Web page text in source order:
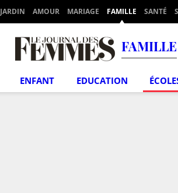
JARDIN AMOUR MARIAGE FAMILLE SANTÉ
FAMILLE
ENFANT EDUCATION